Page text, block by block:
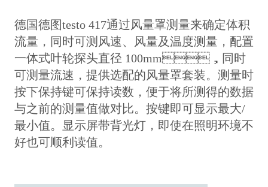
德国德图testo 417通过风量罩测量来确定体积
流量，同时可测风速、风量及温度测量，配置
一体式叶轮探头直径 100mm，同时
可测量流速，提供选配的风量罩套装。测量时
按下保持键可保持读数，便于将所测得的数据
与之前的测量值做对比。按键即可显示最大/
最小值。显示屏带背光灯，即使在照明环境不
好也可顺利读值。